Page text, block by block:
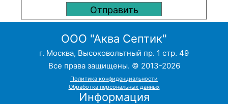
ООО "Аква Септик"
г. Москва, Высоковольтный пр. 1 стр. 49
Все права защищены. © 2013-2026
Политика конфиденциальности
Обработка персональных данных
Информация